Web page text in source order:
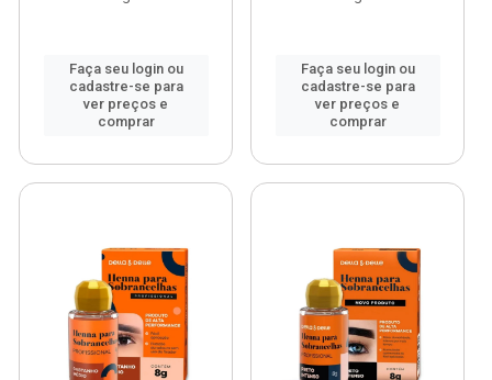
Faça seu login ou
cadastre-se para
ver preços e
comprar
Faça seu login ou
cadastre-se para
ver preços e
comprar